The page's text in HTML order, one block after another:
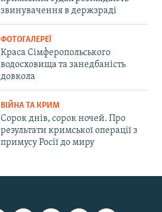
звинувачення в держзраді
ФОТОГАЛЕРЕЇ
Краса Сімферопольського
водосховища та занедбаність
довкола
ВІЙНА ТА КРИМ
Сорок днів, сорок ночей. Про
результати кримської операції з
примусу Росії до миру